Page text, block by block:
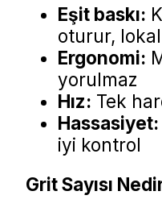
Eşit baskı:
oturur,
Ergonomi:
yorulmaz
Hız: Tek
Hassasiyet:
iyi kontrol
Grit Sayısı